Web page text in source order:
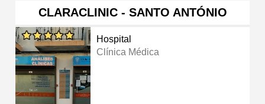
CLARACLINIC - SANTO ANTÓNIO
Hospital
Clínica Médica